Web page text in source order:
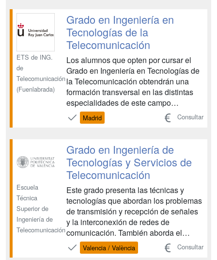
aulas informáticas, seminarios,
conexión wifi, cafetería-com...
ETS de ING.
de
Telecomunicación
(Fuenlabrada)
Grado en Ingeniería en
Tecnologías de la
Telecomunicación
Los alumnos que opten por cursar el
Grado en Ingeniería en Tecnologías de
la Telecomunicación obtendrán una
formación transversal en las distintas
especialidades de este campo
(Sistemas de Telecomunicación,
Telemática, Electrónica y Sonido e
exclusiva en ninguna de ellas, que era
precisamente lo que se venía
haciendo...
Madrid Consultar
Escuela
Técnica
Superior de
Ingeniería de
Telecomunicación
Grado en Ingeniería de
Tecnologías y Servicios de
Telecomunicación
Este grado presenta las técnicas y
tecnologías que abordan los problemas
de transmisión y recepción de señales
y la interconexión de redes de
comunicación. También aborda el
diseño de sistemas electrónicos de
comunicaciones. En definitiva, forma
Valencia / València Consultar